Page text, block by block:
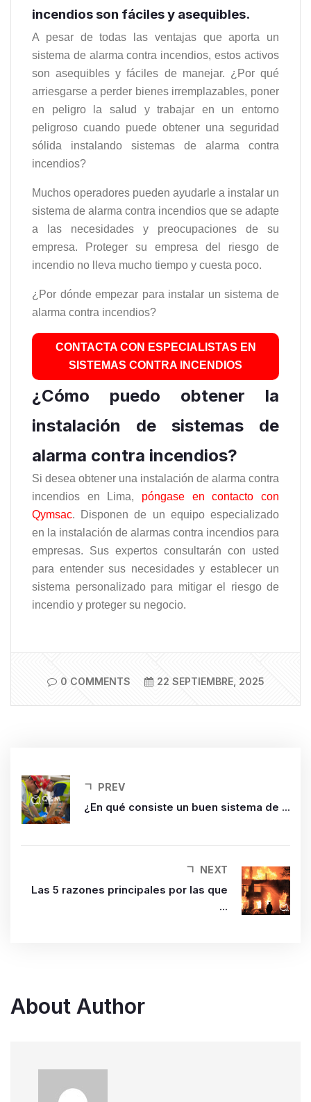
incendios son fáciles y asequibles.
A pesar de todas las ventajas que aporta un
sistema de alarma contra incendios, estos activos
son asequibles y fáciles de manejar. ¿Por qué
arriesgarse a perder bienes irremplazables, poner
en peligro la salud y trabajar en un entorno
peligroso cuando puede obtener una seguridad
sólida instalando sistemas de alarma contra
incendios?
Muchos operadores pueden ayudarle a instalar un
sistema de alarma contra incendios que se adapte
a las necesidades y preocupaciones de su
empresa. Proteger su empresa del riesgo de
incendio no lleva mucho tiempo y cuesta poco.
¿Por dónde empezar para instalar un sistema de
alarma contra incendios?
CONTACTA CON ESPECIALISTAS EN
SISTEMAS CONTRA INCENDIOS
¿Cómo puedo obtener la
instalación de sistemas de
alarma contra incendios?
Si desea obtener una instalación de alarma contra
incendios en Lima, póngase en contacto con
Qymsac. Disponen de un equipo especializado
en la instalación de alarmas contra incendios para
empresas. Sus expertos consultarán con usted
para entender sus necesidades y establecer un
sistema personalizado para mitigar el riesgo de
incendio y proteger su negocio.
0 COMMENTS 22 SEPTIEMBRE, 2025
PREV
¿En qué consiste un buen sistema de ...
NEXT
Las 5 razones principales por las que
...
About Author